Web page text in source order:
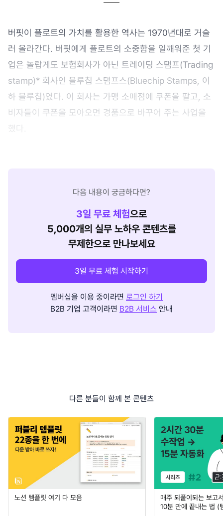
버핏이 플로트의 가치를 활용한 역사는 1970년대로 거슬
러 올라간다. 버핏에게 플로트의 소중함을 일깨워준 첫 기
업은 놀랍게도 보험회사가 아닌 트레이딩 스탬프(Trading
stamp)* 회사인 블루칩 스탬프스(Bluechip Stamps, 이
하 블루칩)였다. 이 회사는 가맹 소매점에 쿠폰을 팔고, 소
비자들이 쿠폰을 모아오면 경품으로 바꾸어 주는 사업을
했다.
다음 내용이 궁금하다면?
3일 무료 체험으로
5,000개의 실무 노하우 콘텐츠를
무제한으로 만나보세요
3일 무료 체험 시작하기
멤버십을 이용 중이라면 로그인 하기
B2B 기업 고객이라면 B2B 서비스 안내
다른 분들이 함께 본 콘텐츠
노션 템플릿 여기 다 모음
매주 되풀이되는 보고
10분 만에 끝내는 법 (